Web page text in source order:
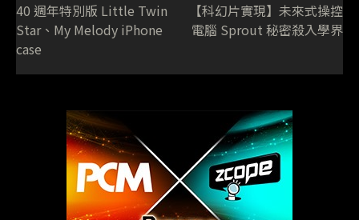
40 週年特別版 Little Twin
Star、My Melody iPhone
case
【科幻片實現】未來式操控
電腦 Sprout 秘密殺入學界